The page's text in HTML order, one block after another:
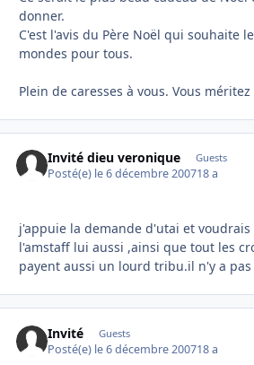
donner.
C'est l'avis du Père Noël qui souhaite
mondes pour tous.
Plein de caresses à vous. Vous
Invité dieu veronique Guests
Posté(e) le 6 décembre 200718 a
j'appuie la demande d'utai et
l'amstaff lui aussi ,ainsi que tout les
payent aussi un lourd tribu.il n'y a
Invité Guests
Posté(e) le 6 décembre 200718 a